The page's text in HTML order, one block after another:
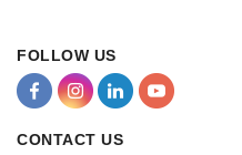
FOLLOW US
CONTACT US